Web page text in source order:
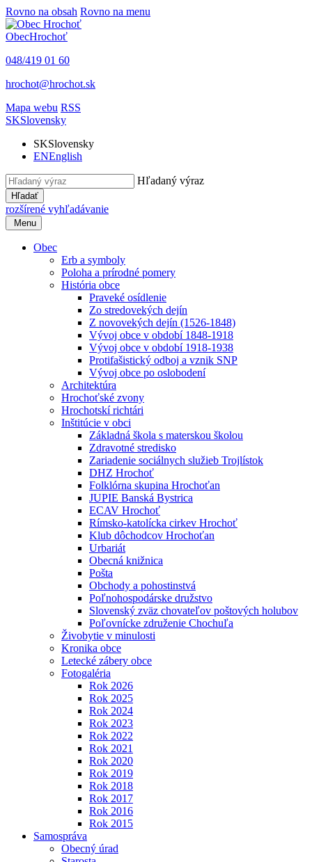
Rovno na obsah Rovno na menu
ObecHrochoť
048/419 01 60
hrochot@hrochot.sk
Mapa webu RSS
SKSlovensky
SKSlovensky
ENEnglish
Hľadaný výraz
Hľadať
rozšírené vyhľadávanie
Menu
Obec
Erb a symboly
Poloha a prírodné pomery
História obce
Praveké osídlenie
Zo stredovekých dejín
Z novovekých dejín (1526-1848)
Vývoj obce v období 1848-1918
Vývoj obce v období 1918-1938
Protifašistický odboj a vznik SNP
Vývoj obce po oslobodení
Architektúra
Hrochoťské zvony
Hrochotskí richtári
Inštitúcie v obci
Základná škola s materskou školou
Zdravotné stredisko
Zariadenie sociálnych služieb Trojlístok
DHZ Hrochoť
Folklórna skupina Hrochoťan
JUPIE Banská Bystrica
ECAV Hrochoť
Rímsko-katolícka cirkev Hrochoť
Klub dôchodcov Hrochoťan
Urbariát
Obecná knižnica
Pošta
Obchody a pohostinstvá
Poľnohospodárske družstvo
Slovenský zväz chovateľov poštových holubov
Poľovnícke združenie Chochuľa
Živobytie v minulosti
Kronika obce
Letecké zábery obce
Fotogaléria
Rok 2026
Rok 2025
Rok 2024
Rok 2023
Rok 2022
Rok 2021
Rok 2020
Rok 2019
Rok 2018
Rok 2017
Rok 2016
Rok 2015
Samospráva
Obecný úrad